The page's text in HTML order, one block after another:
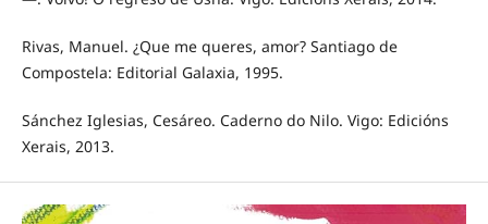
Rivas, Manuel. ¿Que me queres, amor? Santiago de
Compostela: Editorial Galaxia, 1995.
Sánchez Iglesias, Cesáreo. Caderno do Nilo. Vigo: Edicións
Xerais, 2013.